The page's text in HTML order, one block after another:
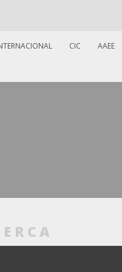
CIC AAEE